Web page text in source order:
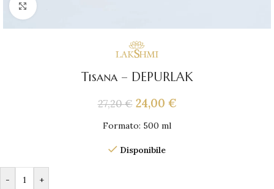
Click to enlarge
Tisana – DEPURLAK
27,20€ 24,00 €
Formato: 500 ml
Disponibile
- +